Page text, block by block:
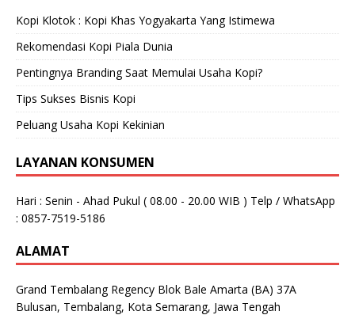
Kopi Klotok : Kopi Khas Yogyakarta Yang Istimewa
Rekomendasi Kopi Piala Dunia
Pentingnya Branding Saat Memulai Usaha Kopi?
Tips Sukses Bisnis Kopi
Peluang Usaha Kopi Kekinian
LAYANAN KONSUMEN
Hari : Senin - Ahad Pukul ( 08.00 - 20.00 WIB ) Telp / WhatsApp
: 0857-7519-5186
ALAMAT
Grand Tembalang Regency Blok Bale Amarta (BA) 37A
Bulusan, Tembalang, Kota Semarang, Jawa Tengah